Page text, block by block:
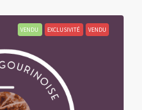
VENDU EXCLUSIVITÉ VENDU